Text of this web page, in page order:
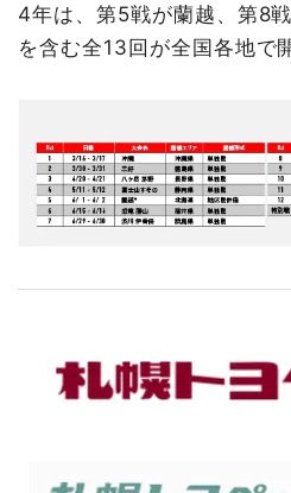
4年は、第5戦が蘭越、第8
を含む全13回が全国各地で